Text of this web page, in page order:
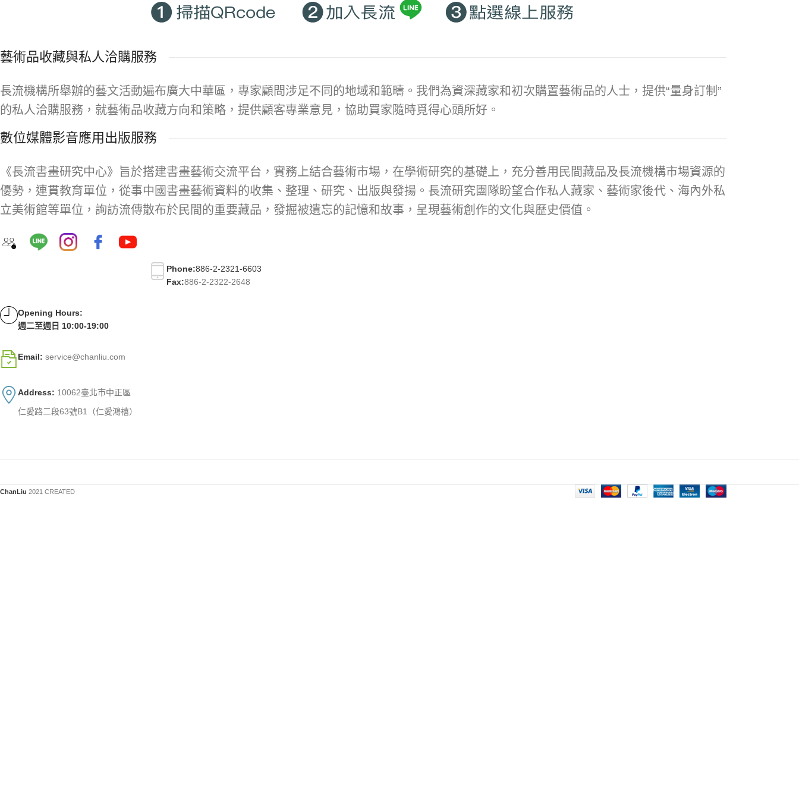
藝術品收藏與私人洽購服務
長流機構所舉辦的藝文活動遍布廣大中華區，專家顧問涉足不同的地域和範疇。我們為資深藏家和初次購置藝術品的人士，提供“量身訂制”
的私人洽購服務，就藝術品收藏方向和策略，提供顧客專業意見，協助買家隨時覓得心頭所好。
數位媒體影音應用出版服務
《長流書畫研究中心》旨於搭建書畫藝術交流平台，實務上結合藝術市場，在學術研究的基礎上，充分善用民間藏品及長流機構市場資源的
優勢，連貫教育單位，從事中國書畫藝術資料的收集、整理、研究、出版與發揚。長流研究團隊盼望合作私人藏家、藝術家後代、海內外私
立美術館等單位，詢訪流傳散布於民間的重要藏品，發掘被遺忘的記憶和故事，呈現藝術創作的文化與歷史價值。
Phone:886-2-2321-6603
Fax:886-2-2322-2648
Opening Hours:
週二至週日 10:00-19:00
Email: service@chanliu.com
Address: 10062臺北市中正區
仁愛路二段63號B1（仁愛鴻禧）
ChanLiu 2021 CREATED